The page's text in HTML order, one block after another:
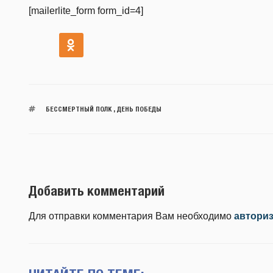
[mailerlite_form form_id=4]
БЕССМЕРТНЫЙ ПОЛК, ДЕНЬ ПОБЕДЫ
Добавить комментарий
Для отправки комментария Вам необходимо